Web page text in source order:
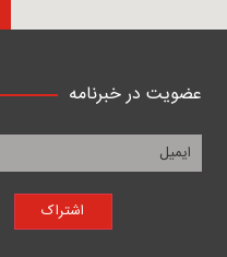
عضویت در خبرنامه
اشتراک